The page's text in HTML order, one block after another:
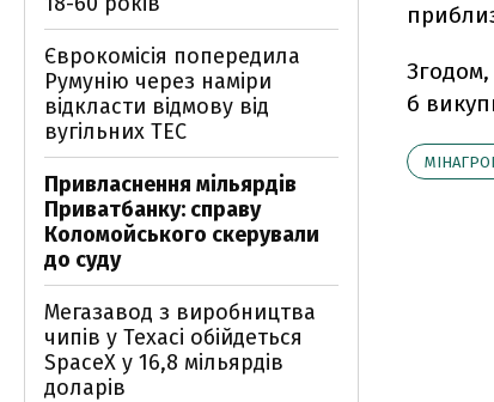
Згодом,
б
Єврокомісія попередила
Румунію через наміри
відкласти відмову від
вугільних ТЕС
Привласнення мільярдів
Приватбанку: справу
Коломойського скерували
до суду
Мегазавод з виробництва
чипів у Техасі обійдеться
SpaceX у 16,8 мільярдів
доларів